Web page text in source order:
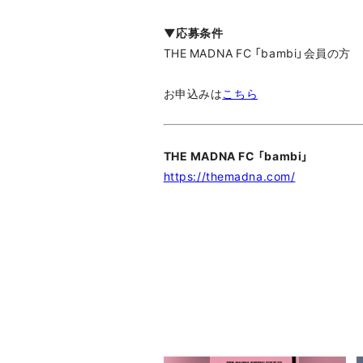
▼応募条件
THE MADNA FC 「bambi」会員の方
お申込みはこちら
THE MADNA FC 「bambi」
https://themadna.com/